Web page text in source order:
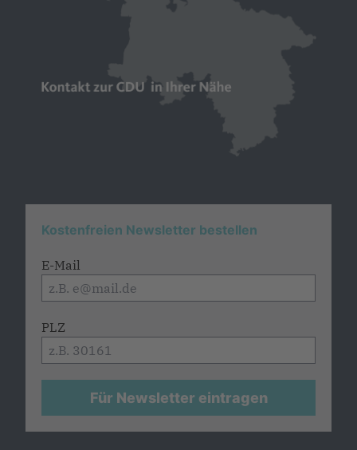
Kostenfreien Newsletter bestellen
E-Mail
PLZ
Für Newsletter eintragen